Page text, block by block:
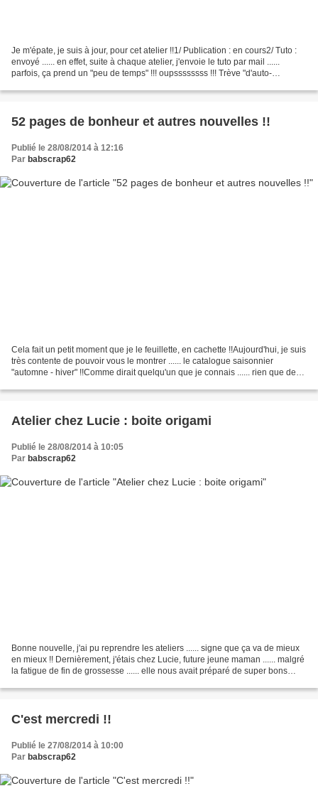
Je m'épate, je suis à jour, pour cet atelier !!1/ Publication : en cours2/ Tuto :
envoyé ...... en effet, suite à chaque atelier, j'envoie le tuto par mail ......
parfois, ça prend un "peu de temps" !!! oupssssssss !!! Trève "d'auto-
52 pages de bonheur et autres nouvelles !!
Publié le 28/08/2014 à 12:16
Par babscrap62
Cela fait un petit moment que je le feuillette, en cachette !!Aujourd'hui, je suis
très contente de pouvoir vous le montrer ...... le catalogue saisonnier
"automne - hiver" !!Comme dirait quelqu'un que je connais ...... rien que des
Atelier chez Lucie : boite origami
Publié le 28/08/2014 à 10:05
Par babscrap62
Bonne nouvelle, j'ai pu reprendre les ateliers ...... signe que ça va de mieux
en mieux !! Dernièrement, j'étais chez Lucie, future jeune maman ...... malgré
la fatigue de fin de grossesse ...... elle nous avait préparé de super bons
C'est mercredi !!
Publié le 27/08/2014 à 10:00
Par babscrap62